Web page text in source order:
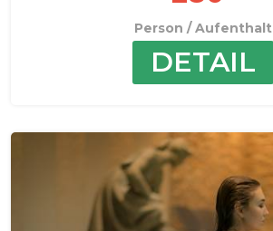
Person / Aufenthalt
DETAIL